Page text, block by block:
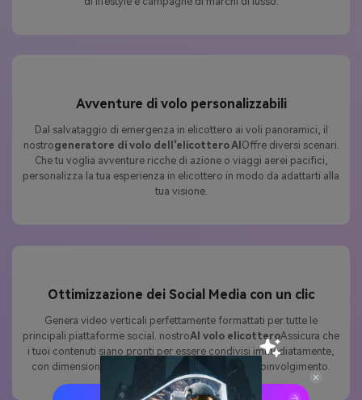
Avventure di volo personalizzabili
Dal salvataggio di emergenza in elicottero ai voli panoramici, il
nostrogeneratore di volo dell'elicottero AI Offre diversi scenari.
Che tu voglia avventure ricche di azione o viaggi aerei pacifici,
personalizza la tua esperienza in elicottero in modo da adattarti alla
tua visione.
Ottimizzazione dei Social Media con un clic
Genera video verticali perfettamente formattati per tutte le
principali piattaforme social. nostroAI volo elicotteroAssicura che
i tuoi contenuti siano pronti per essere condivisi immediatamente,
con dimensioni e qualità ottimali per il massimo coinvolgimento.